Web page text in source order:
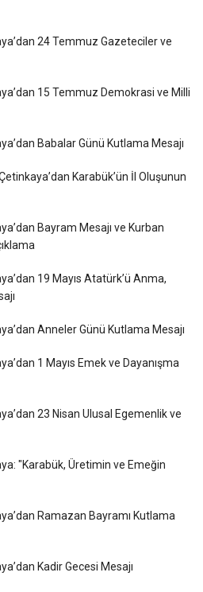
24 Temmuz Gazeteciler ve
15 Temmuz Demokrasi ve Milli
Babalar Günü Kutlama Mesajı
Karabük’ün İl Oluşunun
Bayram Mesajı ve Kurban
19 Mayıs Atatürk’ü Anma,
Anneler Günü Kutlama Mesajı
1 Mayıs Emek ve Dayanışma
23 Nisan Ulusal Egemenlik ve
"Karabük, Üretimin ve Emeğin
Ramazan Bayramı Kutlama
Kadir Gecesi Mesajı